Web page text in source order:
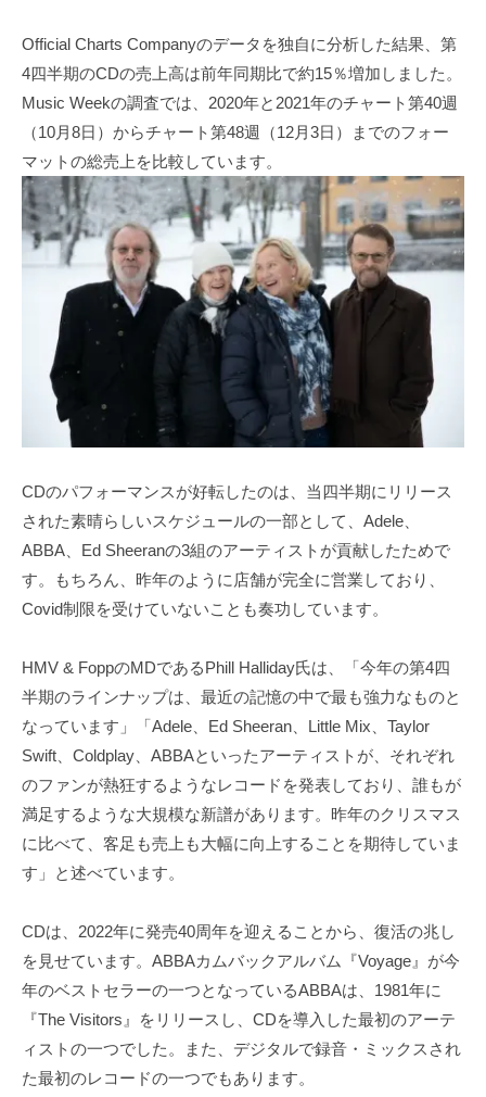
i
g
a
s
i
y
a
m
a
の
コ
メ
ン
Official Charts Companyのデータを独自に分析した結果、第
4四半期のCDの売上高は前年同期比で約15％増加しました。
Music Weekの調査では、2020年と2021年のチャート第40週
（10月8日）からチャート第48週（12月3日）までのフォー
マットの総売上を比較しています。
CDのパフォーマンスが好転したのは、当四半期にリリース
された素晴らしいスケジュールの一部として、Adele、
ABBA、Ed Sheeranの3組のアーティストが貢献したためで
す。もちろん、昨年のように店舗が完全に営業しており、
Covid制限を受けていないことも奏功しています。
HMV & FoppのMDであるPhill Halliday氏は、「今年の第4四
半期のラインナップは、最近の記憶の中で最も強力なものと
なっています」「Adele、Ed Sheeran、Little Mix、Taylor
Swift、Coldplay、ABBAといったアーティストが、それぞれ
のファンが熱狂するようなレコードを発表しており、誰もが
満足するような大規模な新譜があります。昨年のクリスマス
に比べて、客足も売上も大幅に向上することを期待していま
す」と述べています。
CDは、2022年に発売40周年を迎えることから、復活の兆し
を見せています。ABBAカムバックアルバム『Voyage』が今
年のベストセラーの一つとなっているABBAは、1981年に
『The Visitors』をリリースし、CDを導入した最初のアーテ
ィストの一つでした。また、デジタルで録音・ミックスされ
た最初のレコードの一つでもあります。